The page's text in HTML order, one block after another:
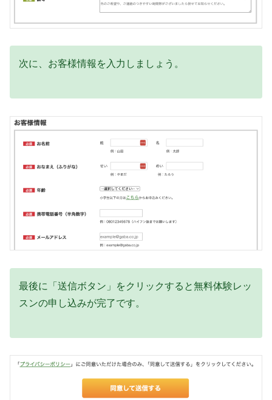
次に、お客様情報を入力しましょう。
最後に「送信ボタン」をクリックすると無料体験レッ
スンの申し込みが完了です。